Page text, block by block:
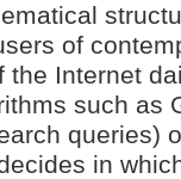
of
Internet
such as
queries)
in